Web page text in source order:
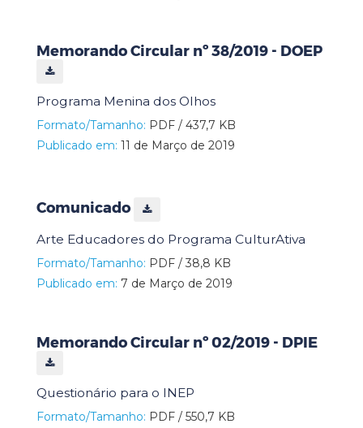
Memorando Circular nº 38/2019 - DOEP
Programa Menina dos Olhos
Formato/Tamanho: PDF / 437,7 KB
Publicado em: 11 de Março de 2019
Comunicado
Arte Educadores do Programa CulturAtiva
Formato/Tamanho: PDF / 38,8 KB
Publicado em: 7 de Março de 2019
Memorando Circular nº 02/2019 - DPIE
Questionário para o INEP
Formato/Tamanho: PDF / 550,7 KB